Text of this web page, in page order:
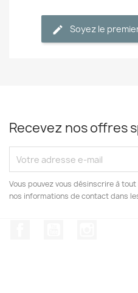
Soyez le
Recevez nos offres
Vous pouvez vous désinscrire à
nos informations de contact dans